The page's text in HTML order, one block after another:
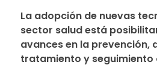
La adopción de nuevas
sector salud está
avances en la prevención,
tratamiento y seguimiento